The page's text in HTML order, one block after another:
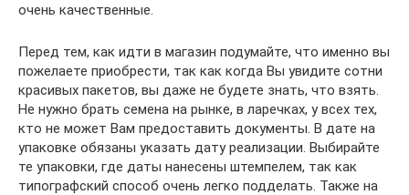
очень качественные.
Перед тем, как идти в магазин подумайте, что именно вы
пожелаете приобрести, так как когда Вы увидите сотни
красивых пакетов, вы даже не будете знать, что взять.
Не нужно брать семена на рынке, в ларечках, у всех тех,
кто не может Вам предоставить документы. В дате на
упаковке обязаны указать дату реализации. Выбирайте
те упаковки, где даты нанесены штемпелем, так как
типографский способ очень легко подделать. Также на